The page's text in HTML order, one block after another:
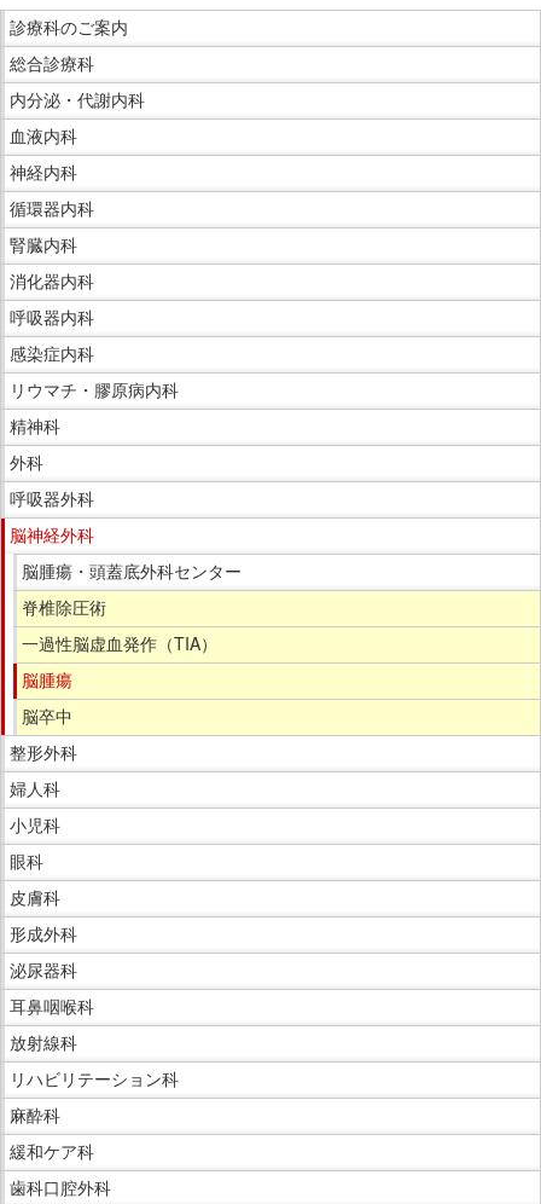
で
本
文
で
す。
こ
こ
か
ら
サ
イ
ド
メ
ニ
ュ
ー
で
す。
診療科のご案内
総合診療科
内分泌・代謝内科
血液内科
神経内科
循環器内科
腎臓内科
消化器内科
呼吸器内科
感染症内科
リウマチ・膠原病内科
精神科
外科
呼吸器外科
脳神経外科
脳腫瘍・頭蓋底外科センター
脊椎除圧術
一過性脳虚血発作（TIA）
脳腫瘍
脳卒中
整形外科
婦人科
小児科
眼科
皮膚科
形成外科
泌尿器科
耳鼻咽喉科
放射線科
リハビリテーション科
麻酔科
緩和ケア科
歯科口腔外科